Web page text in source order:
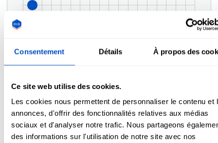
Consentement Détails À propos des
Ce site web utilise des cookies.
Les cookies nous permettent de personnaliser le contenu et
annonces, d'offrir des fonctionnalités relatives aux médias
sociaux et d'analyser notre trafic. Nous partageons
des informations sur l'utilisation de notre site avec nos